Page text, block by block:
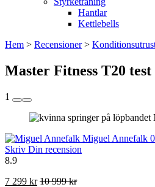
Hantlar
Kettlebells
Hem > Recensioner>
Master Fitness T20
1
Miguel Annefalk 0
Skriv Din recension
8.9
7 299 kr 10 999 kr